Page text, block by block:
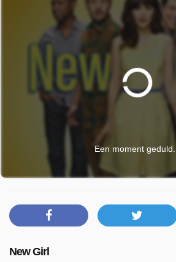
Een moment geduld...
New Girl